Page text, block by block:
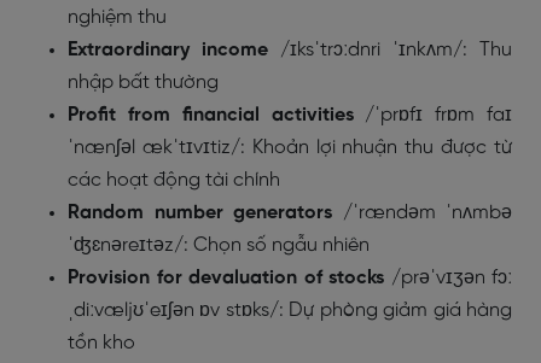
nghiệm thu
Extraordinary income /ɪksˈtrɔːdnri ˈɪnkʌm/: Thu
nhập bất thường
Profit from financial activities/ˈprɒfɪ frɒm faɪ
ˈnænʃəl ækˈtɪvɪtiz/: Khoản lợi nhuận thu được từ
các hoạt động tài chính
Random number generators /ˈrændəm ˈnʌmbə
ˈʤɛnəreɪtəz/: Chọn số ngẫu nhiên
Provision for devaluation of stocks /prəˈvɪʒən fɔː
ˌdiːvæljʊˈeɪʃən ɒv stɒks/: Dự phòng giảm giá hàng
tồn kho